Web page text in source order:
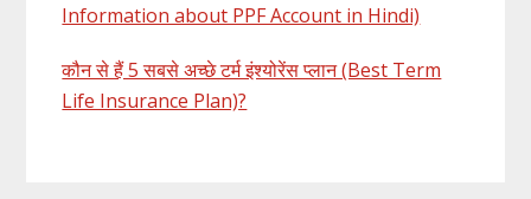
Information about PPF Account in Hindi)
कौन से हैं 5 सबसे अच्छे टर्म इंश्योरेंस प्लान (Best Term
Life Insurance Plan)?